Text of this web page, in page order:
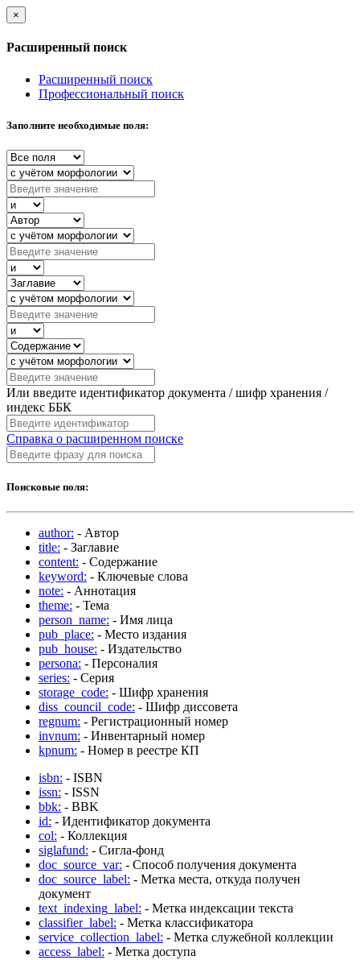
×
Расширенный поиск
Расширенный поиск
Профессиональный поиск
Заполните необходимые поля:
Или введите идентификатор документа / шифр хранения /
индекс ББК
Справка о расширенном поиске
Поисковые поля:
author: - Автор
title: - Заглавие
content: - Содержание
keyword: - Ключевые слова
note: - Аннотация
theme: - Тема
person_name: - Имя лица
pub_place: - Место издания
pub_house: - Издательство
persona: - Персоналия
series: - Серия
storage_code: - Шифр хранения
diss_council_code: - Шифр диссовета
regnum: - Регистрационный номер
invnum: - Инвентарный номер
kpnum: - Номер в реестре КП
isbn: - ISBN
issn: - ISSN
bbk: - BBK
id: - Идентификатор документа
col: - Коллекция
siglafund: - Сигла-фонд
doc_source_var: - Способ получения документа
doc_source_label: - Метка места, откуда получен
документ
text_indexing_label: - Метка индексации текста
classifier_label: - Метка классификатора
service_collection_label: - Метка служебной коллекции
access_label: - Метка доступа